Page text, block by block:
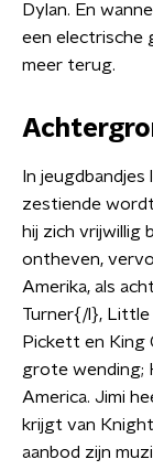
Dylan. En
een electrische
meer terug.
In
zestiende
hij zich vrijwillig
ontheven,
Amerika, als
Turner{/l}, Little
Pickett en King
grote wending;
America. Jimi
krijgt van
aanbod zijn